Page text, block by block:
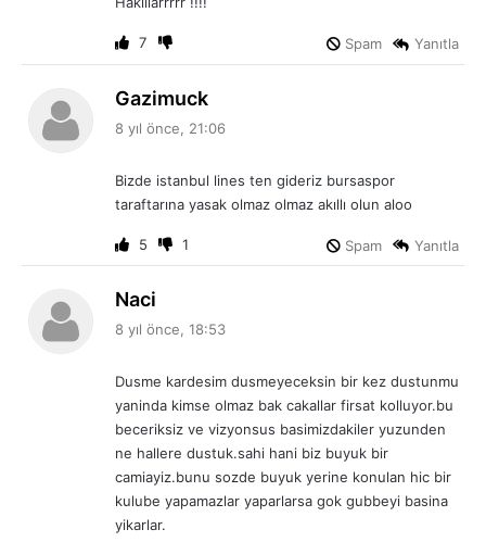
7 Yanıtla
Spam
Gazimuck
8 yıl önce, 21:06
Bizde istanbul lines ten gideriz bursaspor
taraftarına yasak olmaz olmaz akıllı olun aloo
5 1 Yanıtla
Spam
Naci
i
:
8 yıl önce, 18:53
Dusme kardesim dusmeyeceksin bir kez dustunmu
yaninda kimse olmaz bak cakallar firsat kolluyor.bu
beceriksiz ve vizyonsus basimizdakiler yuzunden
ne hallere dustuk.sahi hani biz buyuk bir
camiayiz.bunu sozde buyuk yerine konulan hic bir
kulube yapamazlar yaparlarsa gok gubbeyi basina
yikarlar.